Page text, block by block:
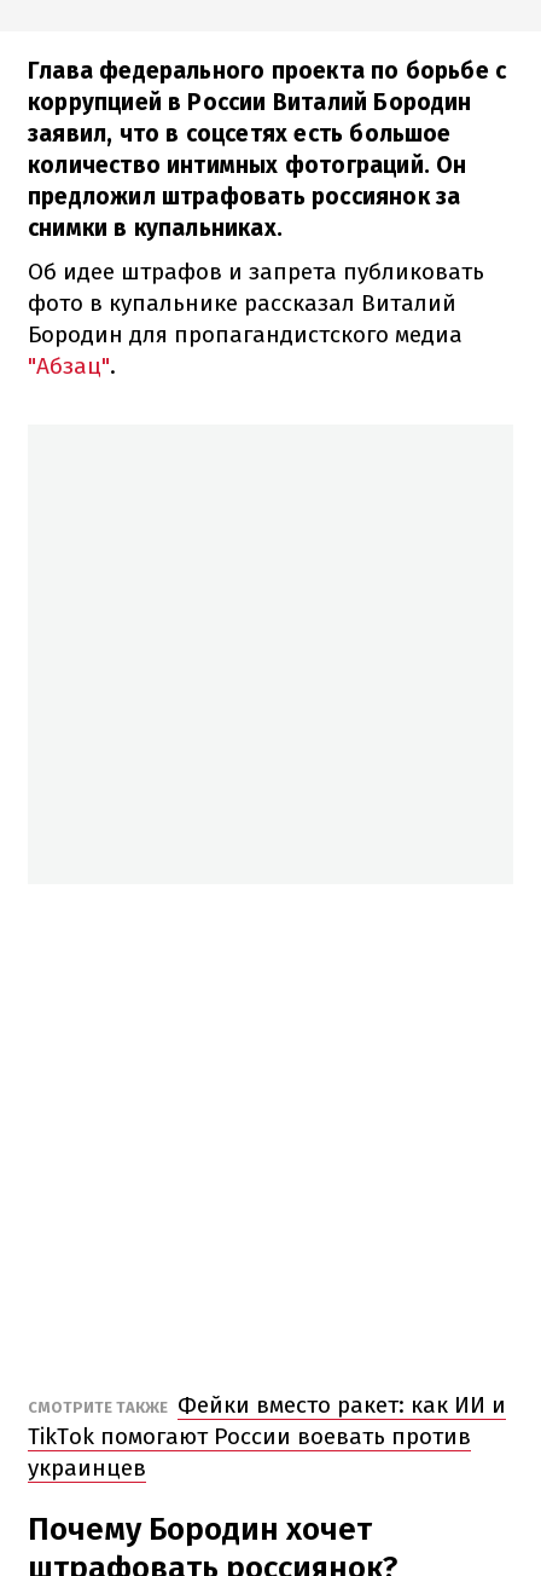
Глава федерального проекта по борьбе с
коррупцией в России Виталий Бородин
заявил, что в соцсетях есть большое
количество интимных фотограций. Он
предложил штрафовать россиянок за
снимки в купальниках.
Об идее штрафов и запрета публиковать
фото в купальнике рассказал Виталий
Бородин для пропагандистского медиа
"Абзац".
СМОТРИТЕ ТАКЖЕ Фейки вместо ракет: как ИИ и
TikTok помогают России воевать против
украинцев
Почему Бородин хочет
штрафовать россиянок?